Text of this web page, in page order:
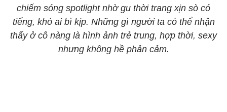
chiếm sóng spotlight nhờ gu thời trang xịn sò có
tiếng, khó ai bì kịp. Những gì người ta có thể nhận
thấy ở cô nàng là hình ảnh trẻ trung, hợp thời, sexy
nhưng không hề phản cảm.